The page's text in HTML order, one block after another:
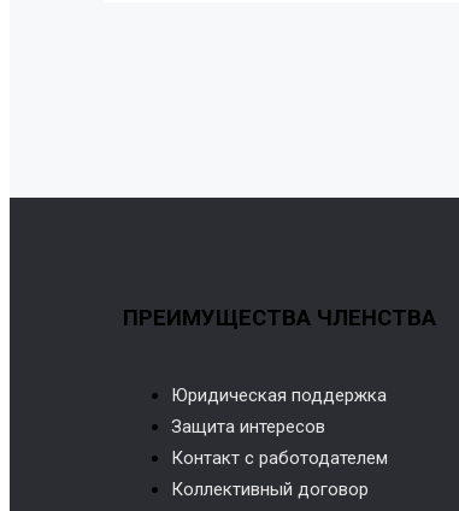
ПРЕИМУЩЕСТВА ЧЛЕНСТВА
Юридическая поддержка
Защита интересов
Контакт с работодателем
Коллективный договор